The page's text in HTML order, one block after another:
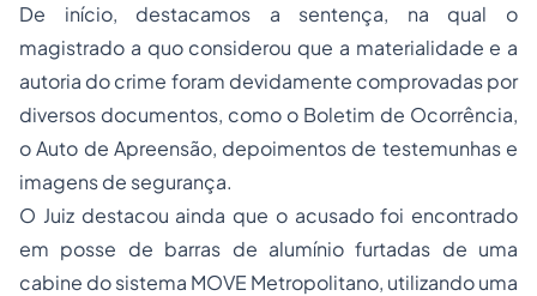
De início, destacamos a sentença, na qual o
magistrado a quoconsiderou que a materialidade e a
autoria do crime foram devidamente comprovadas por
diversos documentos, como o Boletim de Ocorrência,
o Auto de Apreensão, depoimentos de testemunhas e
imagens de segurança.
O Juiz destacou ainda que o acusado foi encontrado
em posse de barras de alumínio furtadas de uma
cabine do sistema MOVE Metropolitano, utilizando uma